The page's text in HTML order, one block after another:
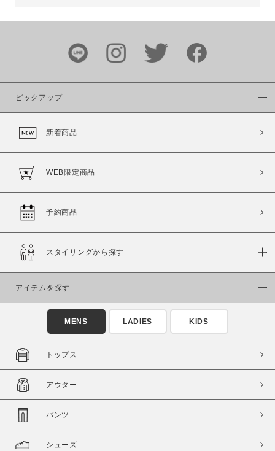
カラー
価格
商品タイプ
通常商品 予約商品
在庫あり
ピックアップ
新着商品
WEB限定商品
予約商品
スタイリングから探す
アイテムを探す
MENS LADIES KIDS
トップス
アウター
パンツ
シューズ